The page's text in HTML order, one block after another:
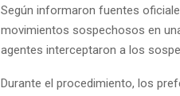
Según informaron fuentes
movimientos sospechosos en
agentes interceptaron a los
Durante el procedimiento, los